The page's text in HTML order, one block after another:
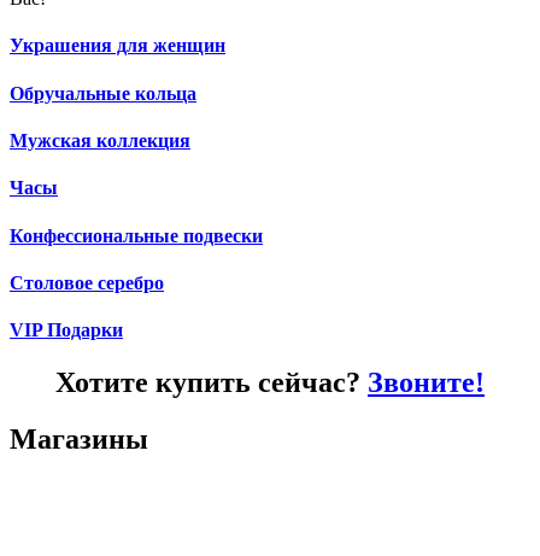
Украшения для женщин
Обручальные кольца
Мужская коллекция
Часы
Конфессиональные подвески
Столовое серебро
VIP Подарки
Хотите купить сейчас? Звоните!
Магазины